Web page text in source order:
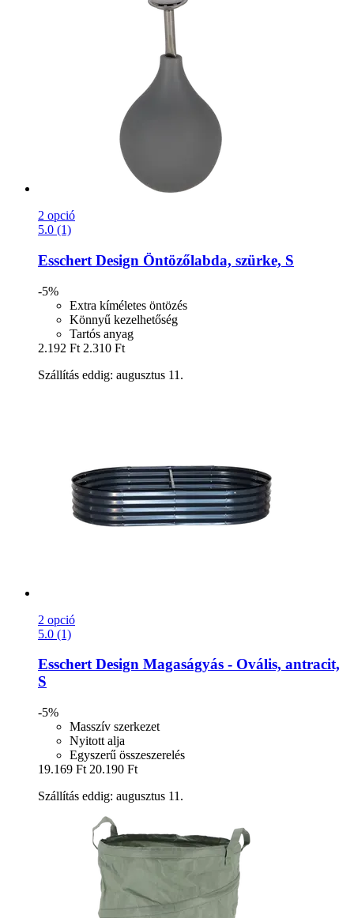
2 opció
5.0 (1)
Esschert Design Öntözőlabda, szürke, S
-5%
Extra kíméletes öntözés
Könnyű kezelhetőség
Tartós anyag
2.192 Ft 2.310 Ft
Szállítás eddig: augusztus 11.
2 opció
5.0 (1)
Esschert Design Magaságyás -​ Ovális, antracit,
S
-5%
Masszív szerkezet
Nyitott alja
Egyszerű összeszerelés
19.169 Ft 20.190 Ft
Szállítás eddig: augusztus 11.